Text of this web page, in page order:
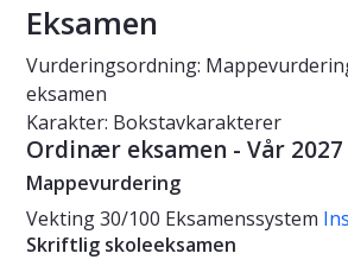
Eksamen
Vurderingsordning:
eksamen
Karakter: Bokstavkarakterer
Ordinær eksamen - Vår 2027
Mappevurdering
Vekting30/100 Eksamenssystem
Skriftlig skoleeksamen